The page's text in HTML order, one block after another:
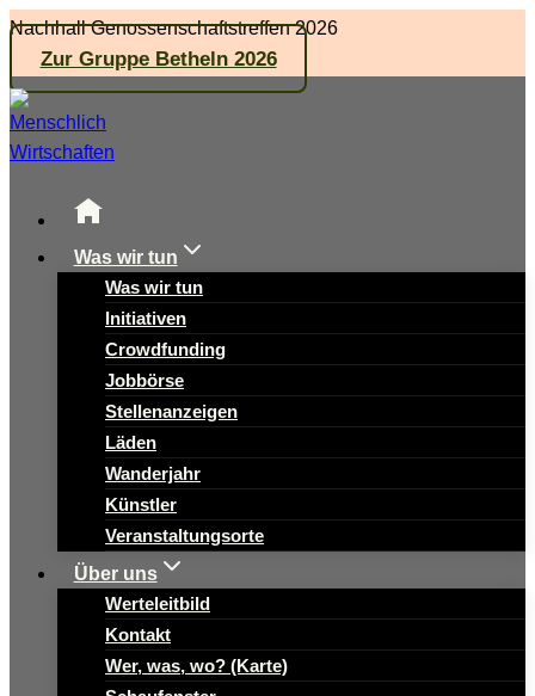
Zum
Inhalt
springen
Nachhall Genossenschaftstreffen 2026
Zur Gruppe Betheln 2026
Was wir tun
Was wir tun
Initiativen
Crowdfunding
Jobbörse
Stellenanzeigen
Läden
Wanderjahr
Künstler
Veranstaltungsorte
Über uns
Werteleitbild
Kontakt
Wer, was, wo? (Karte)